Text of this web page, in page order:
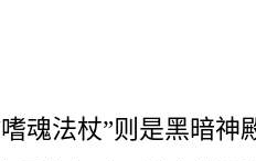
魂法杖”则是黑暗神